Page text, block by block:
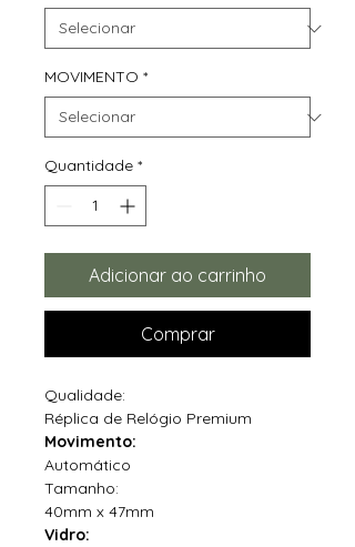
MOVIMENTO *
Quantidade *
Adicionar ao carrinho
Comprar
Qualidade:
Réplica de Relógio Premium
Movimento:
Automático
Tamanho:
40mm x 47mm
Vidro: